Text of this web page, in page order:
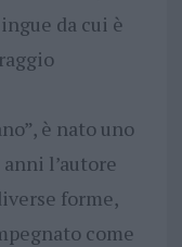
da cui è
è nato uno
l’autore
forme,
come